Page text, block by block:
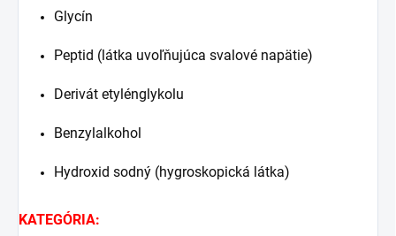
Glycín
Peptid (látka uvoľňujúca svalové napätie)
Derivát etylénglykolu
Benzylalkohol
Hydroxid sodný (hygroskopická látka)
KATEGÓRIA: